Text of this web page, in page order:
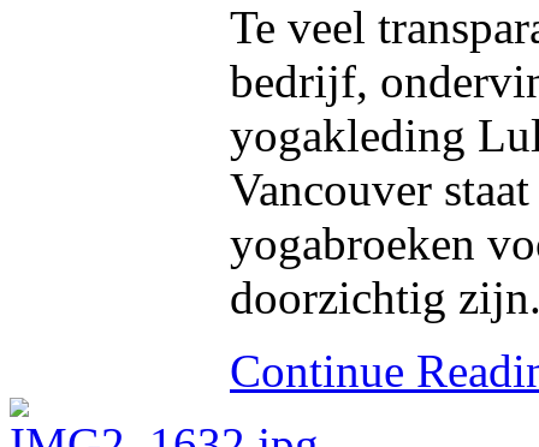
Te veel
bedrijf,
yogakleding
Vancouver
yogabroeken
doorzichtig
Continue